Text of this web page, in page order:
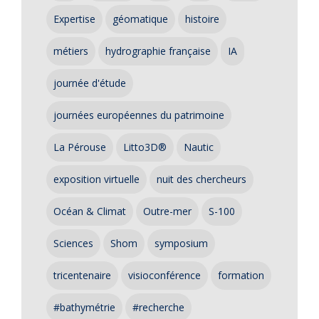
Expertise géomatique histoire
métiers hydrographie française IA
journée d'étude
journées européennes du patrimoine
La Pérouse Litto3D® Nautic
exposition virtuelle nuit des chercheurs
Océan & Climat Outre-mer S-100
Sciences Shom symposium
tricentenaire visioconférence formation
#bathymétrie #recherche